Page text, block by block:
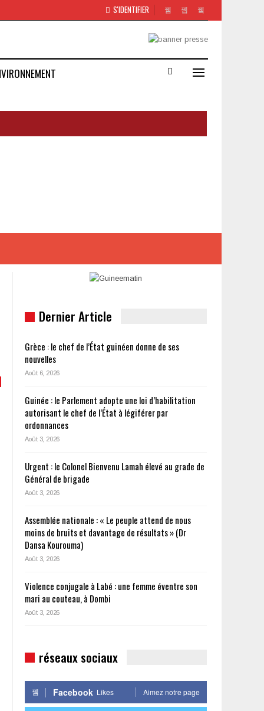
S'IDENTIFIER
Dernier Article
Grèce : le chef de l’État guinéen donne de ses
nouvelles
Août 6, 2026
Guinée : le Parlement adopte une loi d’habilitation
autorisant le chef de l’État à légiférer par
ordonnances
Août 3, 2026
Urgent : le Colonel Bienvenu Lamah élevé au grade de
Général de brigade
Août 3, 2026
Assemblée nationale : « Le peuple attend de nous
moins de bruits et davantage de résultats » (Dr
Dansa Kourouma)
Août 3, 2026
Violence conjugale à Labé : une femme éventre son
mari au couteau, à Dombi
Août 3, 2026
réseaux sociaux
Facebook Likes Aimez notre page